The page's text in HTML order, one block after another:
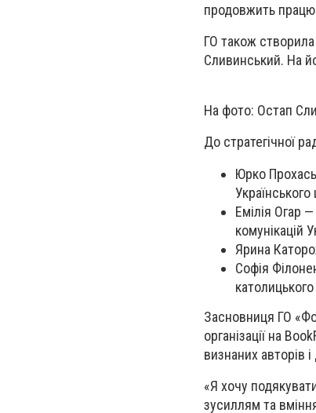
продовжить
ГО також створила
Сливинський. На
На фото: Остап
До стратегічної
Юрко
Емілія Огар
комунікацій
Ярина
Софія
Засновниця ГО
організації на
визнаних авторів
«Я хочу
зусиллям та